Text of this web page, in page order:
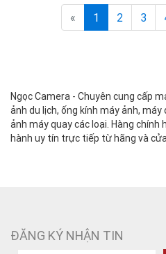
« 1 2 3
Ngọc Camera - Chuyên cung cấp
ảnh du lịch, ống kính máy ảnh,
ảnh máy quay các loại. Hàng chính
hành uy tín trực tiếp từ hãng và
ĐĂNG KÝ NHẬN TIN